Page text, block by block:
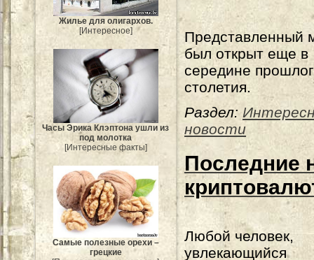
Жилье для олигархов.
[Интересное]
Часы Эрика Клэптона ушли из
под молотка
[Интересные факты]
Самые полезные орехи –
грецкие
Представленный
был открыт еще в
середине
столетия.
Раздел:
новости
Последние
Любой человек,
увлекающийся